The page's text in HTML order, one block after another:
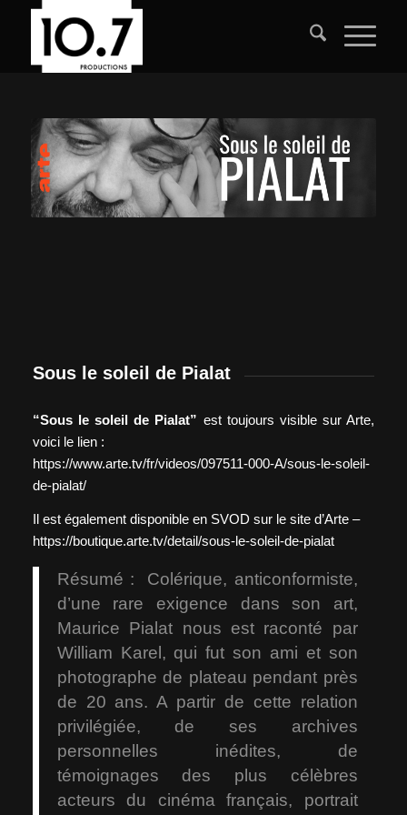
Sous le soleil de Pialat
“Sous le soleil de Pialat” est toujours visible sur Arte,
voici le lien :
https://www.arte.tv/fr/videos/097511-000-A/sous-le-soleil-
de-pialat/
Il est également disponible en SVOD sur le site d’Arte –
https://boutique.arte.tv/detail/sous-le-soleil-de-pialat
Résumé : Colérique, anticonformiste,
d’une rare exigence dans son art,
Maurice Pialat nous est raconté par
William Karel, qui fut son ami et son
photographe de plateau pendant près
de 20 ans. A partir de cette relation
privilégiée, de ses archives
personnelles inédites, de
témoignages des plus célèbres
acteurs du cinéma français, portrait